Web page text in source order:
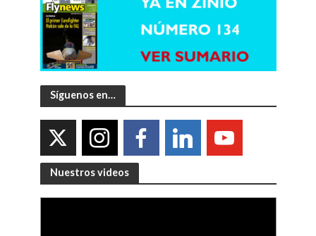
Síguenos en…
Nuestros videos